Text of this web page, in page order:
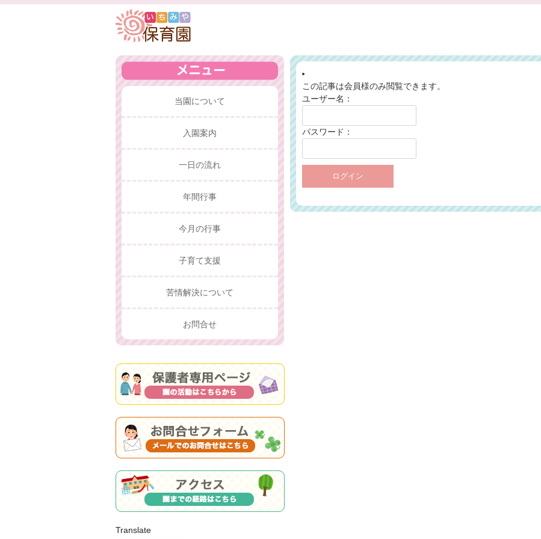
この記事は会員様のみ閲覧できます。
ユーザー名：
パスワード：
当園について
入園案内
一日の流れ
年間行事
今月の行事
子育て支援
苦情解決について
お問合せ
Translate